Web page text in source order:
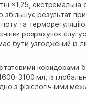
×1,25, екстремальна
збільшує результат
та
розрахунок
бути узгоджений із
коридорами
мл, із
з фізіологічними